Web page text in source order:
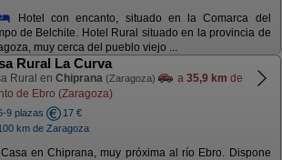
Hotel con encanto, situado en la Comarca del
de Belchite. Hotel Rural situado en la provincia de
muy cerca del pueblo viejo ...
Rural La Curva
Rural en Chiprana (Zaragoza) a 35,9 km de
de Ebro (Zaragoza)
9 plazas
17 €
km de Zaragoza
Casa en Chiprana, muy próxima al río Ebro. Dispone